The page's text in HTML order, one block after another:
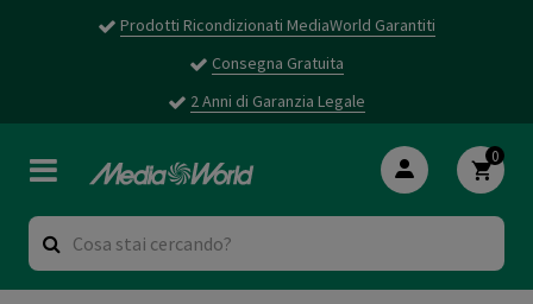
Prodotti Ricondizionati MediaWorld Garantiti
Consegna Gratuita
2 Anni di Garanzia Legale
0